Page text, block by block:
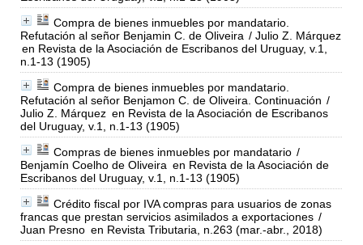
Compra de bienes inmuebles por mandatario.
Refutación al señor Benjamin C. de Oliveira / Julio Z. Márquez
en Revista de la Asociación de Escribanos del Uruguay, v.1,
n.1-13 (1905)
Compra de bienes inmuebles por mandatario.
Refutación al señor Benjamon C. de Oliveira. Continuación /
Julio Z. Márquez en Revista de la Asociación de Escribanos
del Uruguay, v.1, n.1-13 (1905)
Compras de bienes inmuebles por mandatario /
Benjamín Coelho de Oliveira en Revista de la Asociación de
Escribanos del Uruguay, v.1, n.1-13 (1905)
Crédito fiscal por IVA compras para usuarios de zonas
francas que prestan servicios asimilados a exportaciones /
Juan Presno en Revista Tributaria, n.263 (mar.-abr., 2018)